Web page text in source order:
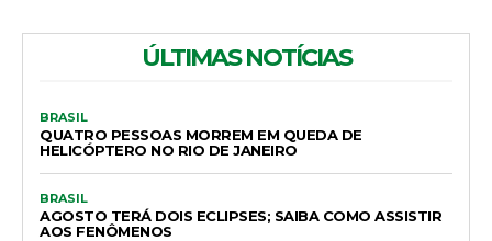
ÚLTIMAS NOTÍCIAS
BRASIL
QUATRO PESSOAS MORREM EM QUEDA DE
HELICÓPTERO NO RIO DE JANEIRO
BRASIL
AGOSTO TERÁ DOIS ECLIPSES; SAIBA COMO ASSISTIR
AOS FENÔMENOS